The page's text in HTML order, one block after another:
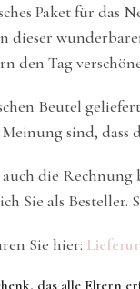
Paket für das
den Tag
Beutel
sind, dass
die
Sie als Besteller.
Sie hier:
das alle Eltern